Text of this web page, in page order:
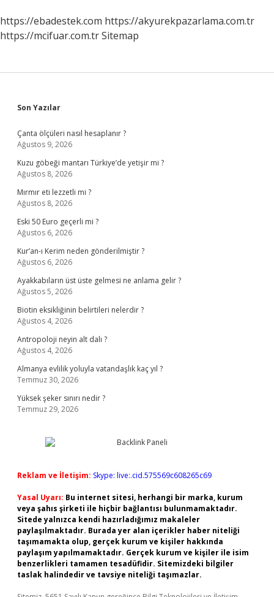
https://ebadestek.com https://akyurekpazarlama.com.tr
https://mcifuar.com.trSitemap
Sidebar
Son Yazılar
Çanta ölçüleri nasıl hesaplanır ?
Ağustos 9, 2026
Kuzu göbeği mantarı Türkiye’de yetişir mi ?
Ağustos 8, 2026
Mırmır eti lezzetli mi ?
Ağustos 8, 2026
Eski 50 Euro geçerli mi ?
Ağustos 6, 2026
Kur’an-ı Kerim neden gönderilmiştir ?
Ağustos 6, 2026
Ayakkabıların üst üste gelmesi ne anlama gelir ?
Ağustos 5, 2026
Biotin eksikliğinin belirtileri nelerdir ?
Ağustos 4, 2026
Antropoloji neyin alt dalı ?
Ağustos 4, 2026
Almanya evlilik yoluyla vatandaşlık kaç yıl ?
Temmuz 30, 2026
Yüksek şeker sınırı nedir ?
Temmuz 29, 2026
Reklam ve İletişim: Skype: live:.cid.575569c608265c69
Yasal Uyarı: Bu internet sitesi, herhangi bir marka, kurum
veya şahıs şirketi ile hiçbir bağlantısı bulunmamaktadır.
Sitede yalnızca kendi hazırladığımız makaleler
paylaşılmaktadır. Burada yer alan içerikler haber niteliği
taşımamakta olup, gerçek kurum ve kişiler hakkında
paylaşım yapılmamaktadır. Gerçek kurum ve kişiler ile isim
benzerlikleri tamamen tesadüfidir. Sitemizdeki bilgiler
taslak halindedir ve tavsiye niteliği taşımazlar.